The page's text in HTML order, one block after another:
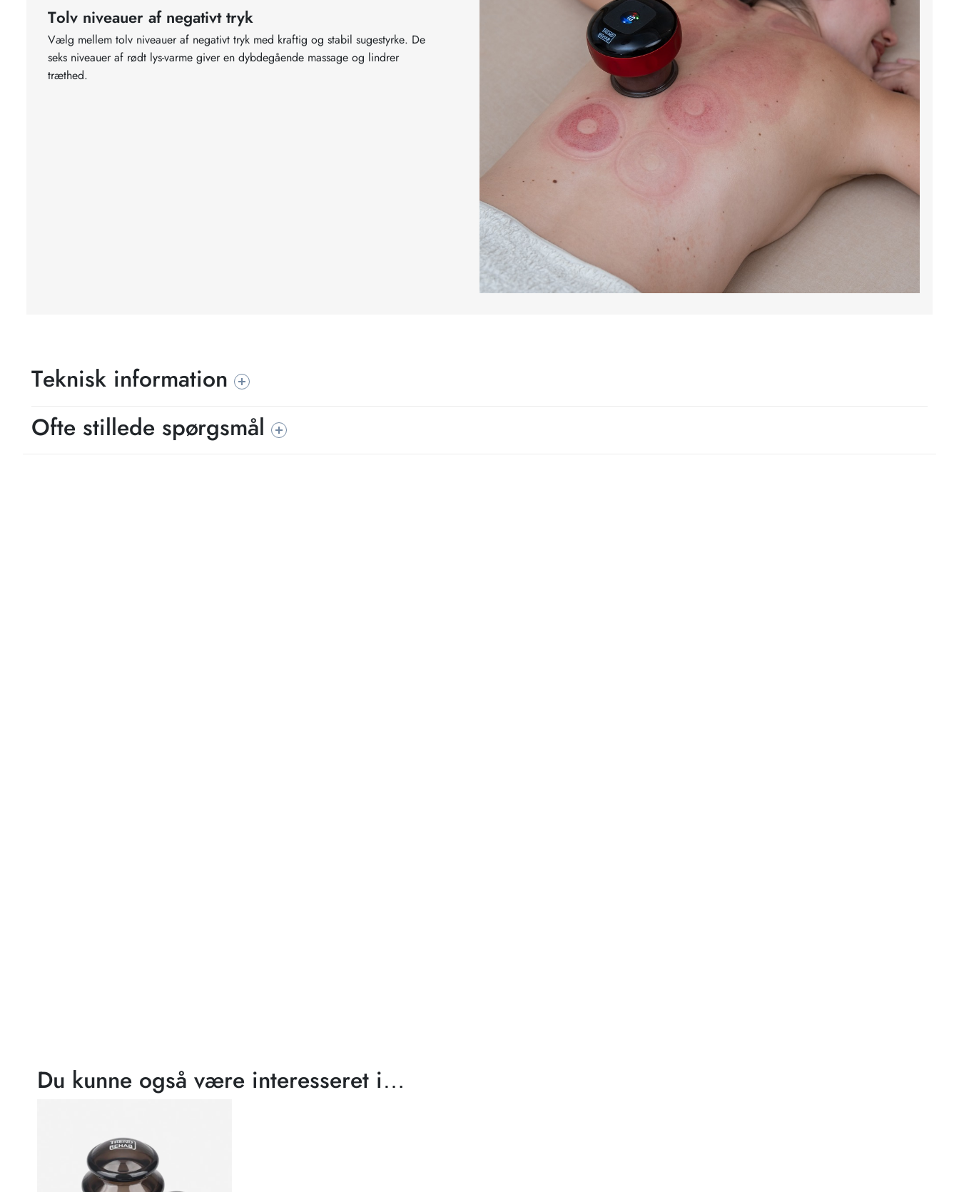
Tolv niveauer af negativt tryk
Vælg mellem tolv niveauer af negativt tryk med kraftig og stabil sugestyrke. De
seks niveauer af rødt lys-varme giver en dybdegående massage og lindrer
træthed.
Teknisk information
Ofte stillede spørgsmål
Du kunne også være interesseret i…